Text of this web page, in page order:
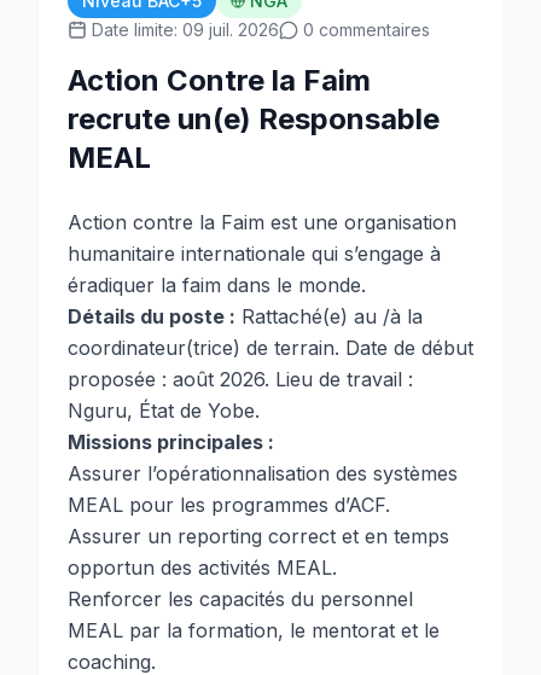
Date limite: 09 juil. 2026
0 commentaires
Action Contre la Faim
recrute un(e) Responsable
MEAL
Action contre la Faim est une organisation
humanitaire internationale qui s’engage à
éradiquer la faim dans le monde.
Détails du poste : Rattaché(e) au /à la
coordinateur(trice) de terrain. Date de début
proposée : août 2026. Lieu de travail :
Nguru, État de Yobe.
Missions principales :
Assurer l’opérationnalisation des systèmes
MEAL pour les programmes d’ACF.
Assurer un reporting correct et en temps
opportun des activités MEAL.
Renforcer les capacités du personnel
MEAL par la formation, le mentorat et le
coaching.